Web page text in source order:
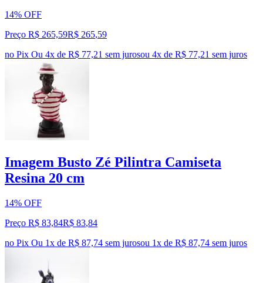
14% OFF
Preço R$ 265,59R$ 265,59
no Pix Ou 4x de R$ 77,21 sem jurosou 4x de R$ 77,21 sem juros
Imagem Busto Zé Pilintra Camiseta
Resina 20 cm
14% OFF
Preço R$ 83,84R$ 83,84
no Pix Ou 1x de R$ 87,74 sem jurosou 1x de R$ 87,74 sem juros